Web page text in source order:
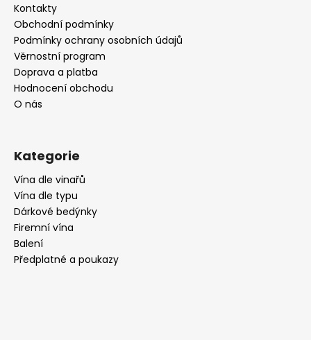
Kontakty
Obchodní podmínky
Podmínky ochrany osobních údajů
Věrnostní program
Doprava a platba
Hodnocení obchodu
O nás
Kategorie
Vína dle vinařů
Vína dle typu
Dárkové bedýnky
Firemní vína
Balení
Předplatné a poukazy